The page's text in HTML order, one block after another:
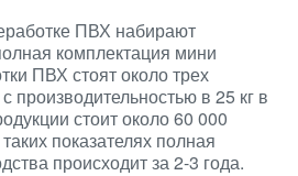
ПВХ набирают
комплектация мини
ПВХ стоят около трех
производительностью в 25 кг в
стоит около 60 000
показателях полная
происходит за 2-3 года.